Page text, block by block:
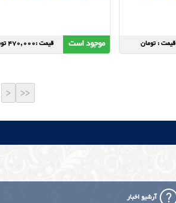
قیمت : تومان موجود است قیمت :470,000 تومان
آرشیو اخبار